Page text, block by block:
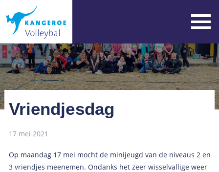
Vriendjesdag
17 mei 2021
Op maandag 17 mei mocht de minijeugd van de niveaus 2 en
3 vriendjes meenemen. Ondanks het zeer wisselvallige weer